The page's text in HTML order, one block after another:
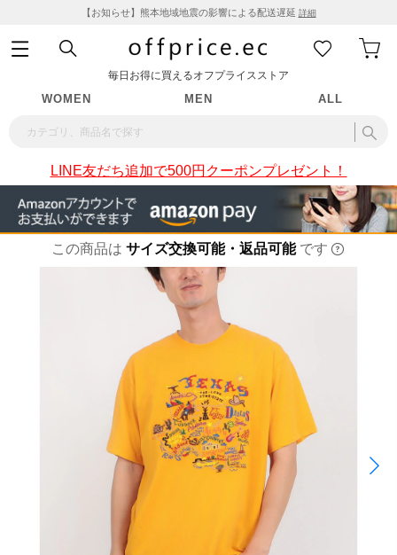
【お知らせ】熊本地域地震の影響による配送遅延 詳細
毎日お得に買えるオフプライスストア
WOMEN MEN ALL
LINE友だち追加で500円クーポンプレゼント！
この商品は サイズ交換可能・返品可能 です